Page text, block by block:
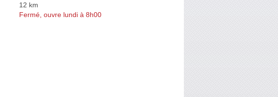
12 km
Fermé, ouvre lundi à 8h00